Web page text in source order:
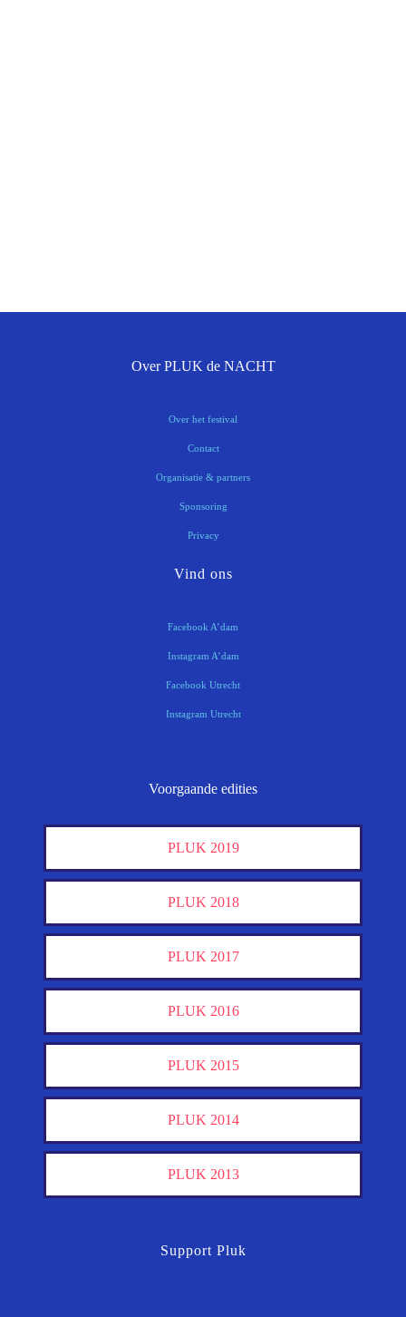
Over PLUK de NACHT
Over het festival
Contact
Organisatie & partners
Sponsoring
Privacy
Vind ons
Facebook A’dam
Instagram A’dam
Facebook Utrecht
Instagram Utrecht
Voorgaande edities
PLUK 2019
PLUK 2018
PLUK 2017
PLUK 2016
PLUK 2015
PLUK 2014
PLUK 2013
Support Pluk